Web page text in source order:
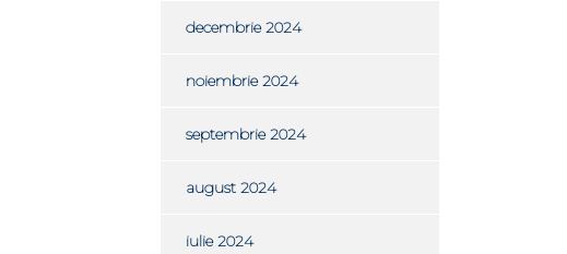
decembrie 2024
noiembrie 2024
septembrie 2024
august 2024
iulie 2024